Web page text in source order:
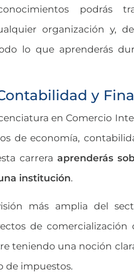
podrás
organización y,
lo que aprenderás
y
en Comercio
de economía,
carrera aprenderás
institución.
más amplia del
de comercialización
teniendo una noción
de impuestos.